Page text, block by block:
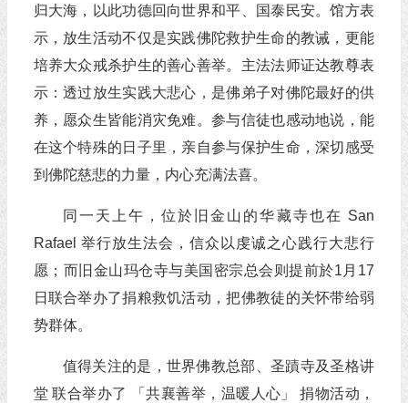
归大海，以此功德回向世界和平、国泰民安。馆方表
示，放生活动不仅是实践佛陀救护生命的教诫，更能
培养大众戒杀护生的善心善举。主法法师证达教尊表
示：透过放生实践大悲心，是佛弟子对佛陀最好的供
养，愿众生皆能消灾免难。参与信徒也感动地说，能
在这个特殊的日子里，亲自参与保护生命，深切感受
到佛陀慈悲的力量，内心充满法喜。
同一天上午，位於旧金山的华藏寺也在 San
Rafael 举行放生法会，信众以虔诚之心践行大悲行
愿；而旧金山玛仓寺与美国密宗总会则提前於1月17
日联合举办了捐粮救饥活动，把佛教徒的关怀带给弱
势群体。
值得关注的是，世界佛教总部、圣蹟寺及圣格讲
堂 联合举办了 「共襄善举，温暖人心」 捐物活动，